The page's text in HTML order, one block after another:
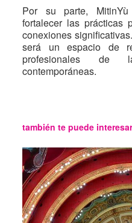
Por su parte,
fortalecer las prácticas
conexiones
será un espacio de
profesionales de
contemporáneas.
también te puede